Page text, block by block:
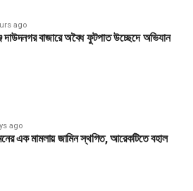
ago
দাউদনগর বাজারে অবৈধ ফুটপাত উচ্ছেদে অভিযান
ago
এক মামলায় জামিন স্থগিত, আরেকটিতে বহাল